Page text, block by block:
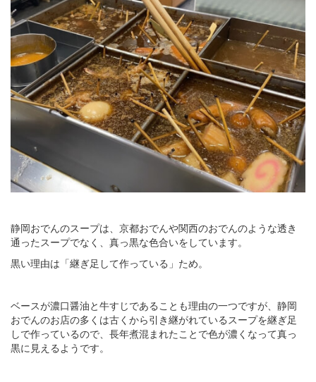
静岡おでんのスープは、京都おでんや関西のおでんのような透き
通ったスープでなく、真っ黒な色合いをしています。
黒い理由は「継ぎ足して作っている」ため。
ベースが濃口醤油と牛すじであることも理由の一つですが、静岡
おでんのお店の多くは古くから引き継がれているスープを継ぎ足
しで作っているので、長年煮混まれたことで色が濃くなって真っ
黒に見えるようです。